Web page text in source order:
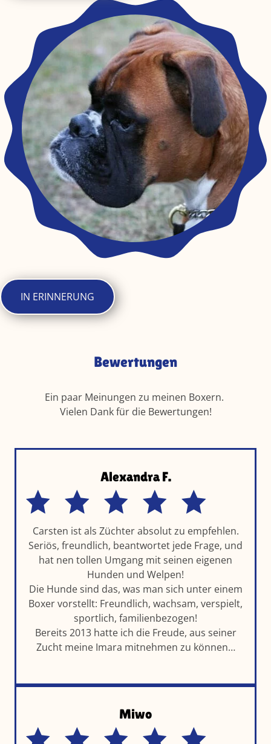
IN ERINNERUNG
Bewertungen
Ein paar Meinungen zu meinen Boxern.
Vielen Dank für die Bewertungen!
Alexandra F.
Carsten ist als Züchter absolut zu empfehlen.
Seriös, freundlich, beantwortet jede Frage, und
hat nen tollen Umgang mit seinen eigenen
Hunden und Welpen!
Die Hunde sind das, was man sich unter einem
Boxer vorstellt: Freundlich, wachsam, verspielt,
sportlich, familienbezogen!
Bereits 2013 hatte ich die Freude, aus seiner
Zucht meine Imara mitnehmen zu können…
Miwo